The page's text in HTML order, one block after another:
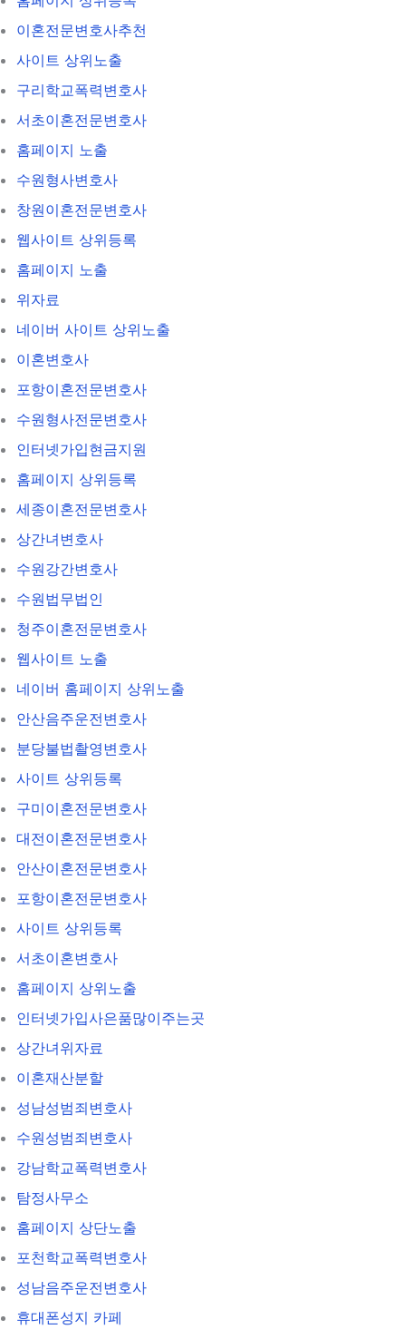
이혼전문변호사추천
사이트 상위노출
구리학교폭력변호사
서초이혼전문변호사
홈페이지 노출
수원형사변호사
창원이혼전문변호사
웹사이트 상위등록
홈페이지 노출
위자료
네이버 사이트 상위노출
이혼변호사
포항이혼전문변호사
수원형사전문변호사
인터넷가입현금지원
홈페이지 상위등록
세종이혼전문변호사
상간녀변호사
수원강간변호사
수원법무법인
청주이혼전문변호사
웹사이트 노출
네이버 홈페이지 상위노출
안산음주운전변호사
분당불법촬영변호사
사이트 상위등록
구미이혼전문변호사
대전이혼전문변호사
안산이혼전문변호사
포항이혼전문변호사
사이트 상위등록
서초이혼변호사
홈페이지 상위노출
인터넷가입사은품많이주는곳
상간녀위자료
이혼재산분할
성남성범죄변호사
수원성범죄변호사
강남학교폭력변호사
탐정사무소
홈페이지 상단노출
포천학교폭력변호사
성남음주운전변호사
휴대폰성지 카페